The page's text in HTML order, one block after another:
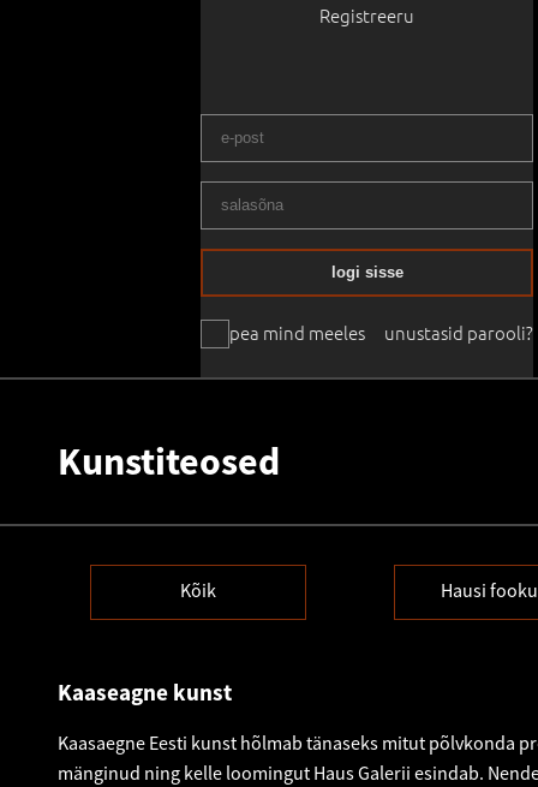
Registreeru
pea mind meeles
logi sisse
unustasid parooli?
Kunstiteosed
Kõik Hausi
Kaaseagne kunst
Kaasaegne Eesti kunst hõlmab tänaseks mitut
mänginud ning kelle loomingut Haus Galerii esindab.